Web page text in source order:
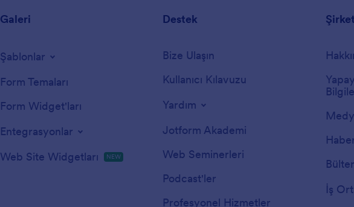
Galeri
Şablonlar
Form Temaları
Form Widget'ları
Entegrasyonlar
Web Site Widgetları
NEW
Destek
Bize Ulaşın
Kullanıcı Kılavuzu
Yardım
Jotform Akademi
Web Seminerleri
Podcast'ler
Profesyonel Hizmetler
İş